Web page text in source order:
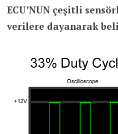
ECU’NUN çeşitli
verilere dayanarak